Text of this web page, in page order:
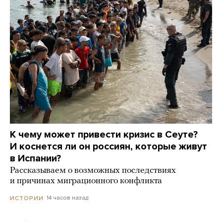
К чему может привести кризис в Сеуте?
И коснется ли он россиян, которые живут
в Испании?
Рассказываем о возможных последствиях
и причинах миграционного конфликта
ИСТОРИИ 14 часов назад